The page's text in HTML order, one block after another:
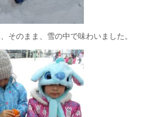
そのまま、雪の中で味わいました。